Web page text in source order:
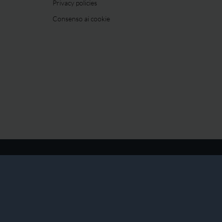
Privacy policies
Consenso ai cookie